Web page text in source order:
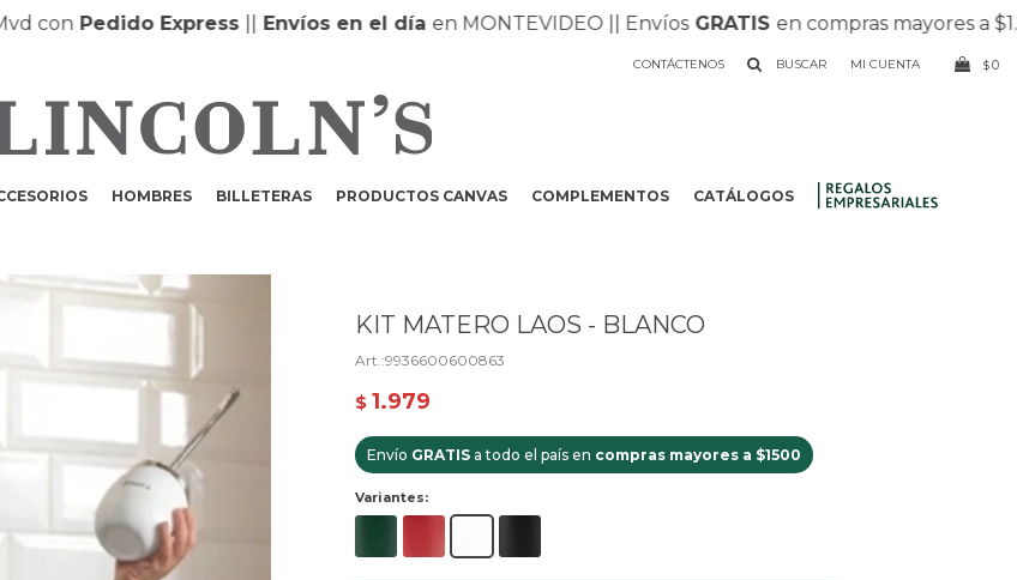
Pedido Express||Envíos en el día en MONTEVIDEO || EnvíosGRATISen compras mayores a $1.500
HOMBRES BILLETERAS PRODUCTOS CANVAS COMPLEMENTOS CATÁLOGOS
CONTÁCTENOS $0
KIT MATERO LAOS - BLANCO
9936600600863
$ 1.979
Envío GRATIS a todo el país en compras mayores a $1500
Variantes: